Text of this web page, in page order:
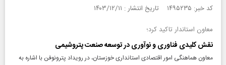
کد خبر: ۱۴۹۵۲۳۵ تاریخ انتشار : ۱۴۰۳/۱۲/۱۱
معاون استاندار تاکید کرد؛
نقش کلیدی فناوری و نوآوری در توسعه صنعت پتروشیمی
معاون هماهنگی امور اقتصادی استانداری خوزستان، در رویداد پترونوفن با اشاره به